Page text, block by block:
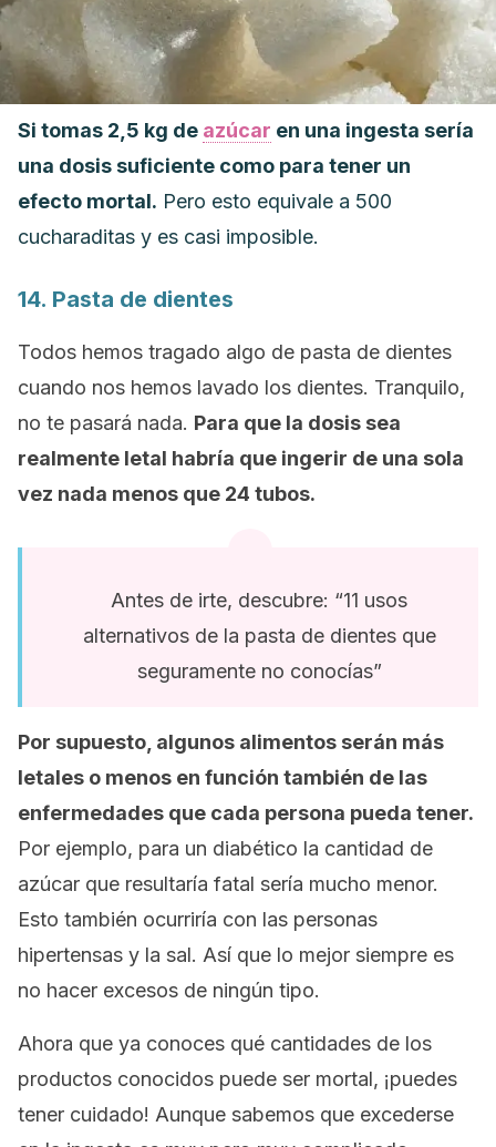
Si tomas 2,5 kg de azúcar en una ingesta sería
una dosis suficiente como para tener un
efecto mortal. Pero esto equivale a 500
cucharaditas y es casi imposible.
14. Pasta de dientes
Todos hemos tragado algo de pasta de dientes
cuando nos hemos lavado los dientes. Tranquilo,
no te pasará nada. Para que la dosis sea
realmente letal habría que ingerir de una sola
vez nada menos que 24 tubos.
Antes de irte, descubre: “11 usos
alternativos de la pasta de dientes que
seguramente no conocías”
Por supuesto, algunos alimentos serán más
letales o menos en función también de las
enfermedades que cada persona pueda tener.
Por ejemplo, para un diabético la cantidad de
azúcar que resultaría fatal sería mucho menor.
Esto también ocurriría con las personas
hipertensas y la sal. Así que lo mejor siempre es
no hacer excesos de ningún tipo.
Ahora que ya conoces qué cantidades de los
productos conocidos puede ser mortal, ¡puedes
tener cuidado! Aunque sabemos que excederse